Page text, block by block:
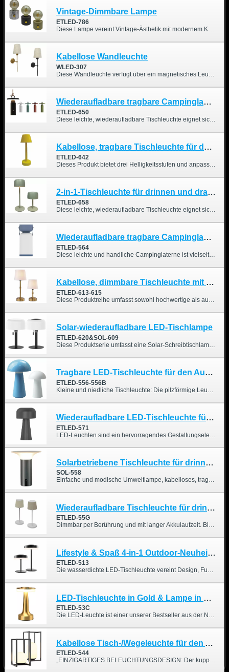
Vintage-Dimmbare Lampe
ETLED-786
Diese Lampe vereint Vintage-Ästhetik mit modernem Komfort und kombiniert ein ABS-Gehäuse, eine LED im Wolframfaden-Stil (2700K) und einen 2000mAh-Akku für langanhaltenden Charme und Funktionalität. Ob Sie nun in einem Café für die richtige Stimmung sorgen oder das Ambiente zu Hause verschönern möchten, dieses Stück verleiht jedem Raum Stil und Wärme.
Kabellose Wandleuchte
WLED-307
Diese Wandleuchte verfügt über ein magnetisches Leuchtmittelsystem für eine einfachere Installation. Sie ist fernbedienbar und für verschiedene Beleuchtungsszenarien geeignet.
Wiederaufladbare tragbare Campinglampe
ETLED-650
Diese leichte, wiederaufladbare Tischleuchte eignet sich sowohl für den Innen- als auch für den Außenbereich und ist ideal, um den Esstisch stilvoll zu verschönern. Sie ist zudem wasserdicht gemäß IP54.
Kabellose, tragbare Tischleuchte für den Innen- und Außenbereich, warmes und RGB-Farblicht
ETLED-642
Dieses Produkt bietet drei Helligkeitsstufen und anpassbare RGB-Farben. Je nach Aufstellungsort können Sie die Farben nach Ihren Wünschen anpassen, was die Bedienung äußerst komfortabel macht.
2-in-1-Tischleuchte für drinnen und draußen, wiederaufladbar und kabellos
ETLED-658
Diese leichte, wiederaufladbare Tischleuchte eignet sich sowohl für den Innen- als auch für den Außenbereich und ist ideal, um den Esstisch stilvoll zu verschönern. Sie ist zudem wasserdicht gemäß IP44.
Wiederaufladbare tragbare Campinglampe
ETLED-564
Diese leichte und handliche Campinglaterne ist vielseitig einsetzbar. Sie ist wasserdicht und kann sowohl als Tisch- als auch als Hängelampe verwendet werden.
Kabellose, dimmbare Tischleuchte mit Stoffschirm
ETLED-613-615
Diese Produktreihe umfasst sowohl hochwertige als auch preisgünstige Modelle. Es handelt sich um eine Lampe im Vintage-Stil mit integrierter Glühbirne, die über USB-C geladen wird und sich daher ideal für Esstische, Nachttische und Schreibtische eignet.
Solar-wiederaufladbare LED-Tischlampe
ETLED-620&SOL-609
Diese Produktserie umfasst eine Solar-Schreibtischlampe und eine wiederaufladbare Schreibtischlampe. Beide lassen sich über USB-C aufladen und sind äußerst wasserdicht. Sie eignen sich sowohl für den Innen- als auch für den Außenbereich, beispielsweise für Schlafzimmer, Wohnzimmer, Campingterrassen, Gärten und Esszimmer.
Tragbare LED-Tischleuchte für den Außenbereich
ETLED-556-556B
Kleine und niedliche Tischleuchte: Die pilzförmige Leuchte mit ihrer glatten Oberfläche spendet ein sanftes, angenehmes Licht. Sie wertet jeden Raum auf und verleiht ihm eine besondere Note. Dank der hochwertigen LED-Lichtquelle ist das Licht flimmerfrei und blendfrei. Zudem ist sie energiesparend und somit umweltfreundlich.
Wiederaufladbare LED-Tischleuchte für drinnen und draußen
ETLED-571
LED-Leuchten sind ein hervorragendes Gestaltungselement für die Inneneinrichtung von Wohn- und Geschäftsräumen. Im privaten Bereich eignen sie sich ideal für die Gestaltung von Hausbartheken, Wohnungen und Esszimmern und werten Häuser, Studios, Gärten und Hinterhöfe optisch auf. Im gewerblichen Bereich tragen sie dazu bei, das Kundenerlebnis positiv zu beeinflussen und zu beeindrucken.
Solarbetriebene Tischleuchte für drinnen und draußen
SOL-558
Einfache und modische Umweltlampe, kabelloses, tragbares Design, langlebig, geeignet für verschiedene Szenen, wie Schlafzimmer, Wohnzimmer, Campingterrasse, Garten, Küche und Esszimmer.
Wiederaufladbare Tischleuchte für drinnen und draußen mit Stoffschirm
ETLED-55G
Dimmbar per Berührung und mit langer Akkulaufzeit. Bis zu 6 Stunden Dauerbetrieb bei maximaler Helligkeit, über 30 Stunden bei minimaler Helligkeit. Die Helligkeit lässt sich per Knopfdruck von 15 % bis 100 % regeln.
Lifestyle & Spaß 4-in-1 Outdoor-Neuheitslampe
ETLED-513
Die wasserdichte LED-Tischleuchte vereint Design, Funktionalität und Technologie. Das Konzept ermöglicht es uns, unser Zuhause mit optimaler Beleuchtung zu genießen und gleichzeitig mehr Abwechslung im Freien zu entdecken.
LED-Tischleuchte in Gold & Lampe in Kupfer/Silber
ETLED-53C
Die LED-Leuchte ist einer unserer Bestseller aus der Nachtlichtserie. Sie erhellt nicht nur dunkle Ecken, sondern verwandelt Räume und verleiht der Inneneinrichtung eine besondere Note, indem sie die Stimmung positiv beeinflusst. Die dimmbare Lampe schafft mit drei Helligkeitsstufen (20 %, 50 %, 100 %) die perfekte Atmosphäre und eignet sich ideal für verschiedene Anlässe wie Filmabende, Gartenpartys, Familienzeit, Dates, Meditation, Yoga oder Weihnachtseinkäufe. Daher kann die LED-Leuchte sowohl als dekorative als auch als stimmungsvolle Beleuchtung in Wohn- und Geschäftsräumen eingesetzt werden.
Kabellose Tisch-/Wegeleuchte für den Außenbereich
ETLED-544
„EINZIGARTIGES BELEUCHTUNGSDESIGN: Der kuppelförmige Diffusor erzeugt ein warmes Licht. Der Metallgriff ist robust und stabil. Die warmweiße Leuchte eignet sich für den Innen- und Außenbereich und ist eine elegante Dekoration, ideal zum Lesen, Trinken, Essen, für Spaziergänge im Dunkeln usw. – eine angenehme Ergänzung für jeden Raum.“